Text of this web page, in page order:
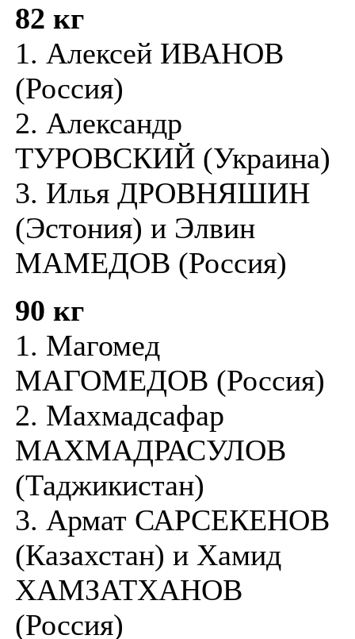
82 кг
1. Алексей ИВАНОВ
(Россия)
2. Александр
ТУРОВСКИЙ (Украина)
3. Илья ДРОВНЯШИН
(Эстония) и Элвин
МАМЕДОВ (Россия)
90 кг
1. Магомед
МАГОМЕДОВ (Россия)
2. Махмадсафар
МАХМАДРАСУЛОВ
(Таджикистан)
3. Армат САРСЕКЕНОВ
(Казахстан) и Хамид
ХАМЗАТХАНОВ
(Россия)